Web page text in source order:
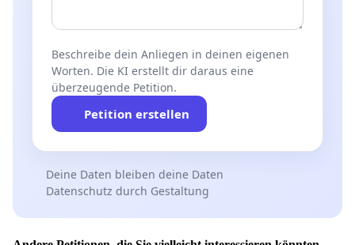
Beschreibe dein Anliegen in deinen eigenen
Worten. Die KI erstellt dir daraus eine
überzeugende Petition.
Petition erstellen
Deine Daten bleiben deine Daten
Datenschutz durch Gestaltung